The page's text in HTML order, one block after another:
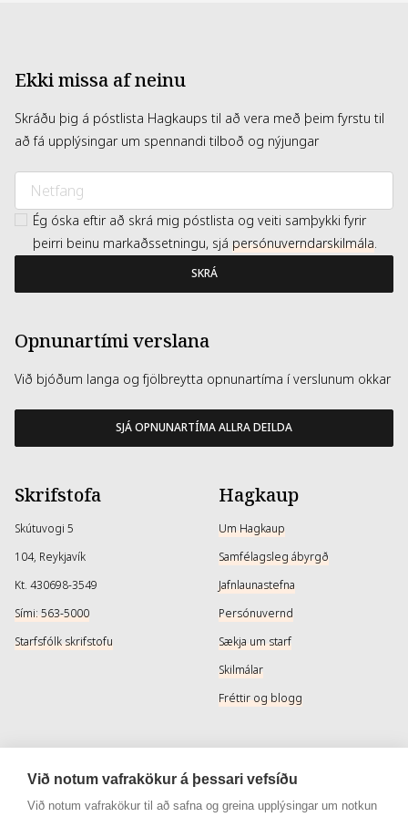
Ekki missa af neinu
Skráðu þig á póstlista Hagkaups til að vera með þeim fyrstu til
að fá upplýsingar um spennandi tilboð og nýjungar
Ég óska eftir að skrá mig póstlista og veiti samþykki fyrir
þeirri beinu markaðssetningu, sjá persónuverndarskilmála.
SKRÁ
Opnunartími verslana
Við bjóðum langa og fjölbreytta opnunartíma í verslunum okkar
SJÁ OPNUNARTÍMA ALLRA DEILDA
Skrifstofa
Skútuvogi 5
104, Reykjavík
Kt. 430698-3549
Sími: 563-5000
Starfsfólk skrifstofu
Hagkaup
Um Hagkaup
Samfélagsleg ábyrgð
Jafnlaunastefna
Persónuvernd
Sækja um starf
Skilmálar
Fréttir og blogg
Þjónusta
Afhendingarmöguleikar
Samfélagsmiðlar
Instagram
Við notum vafrakökur á þessari vefsíðu
Við notum vafrakökur til að safna og greina upplýsingar um notkun